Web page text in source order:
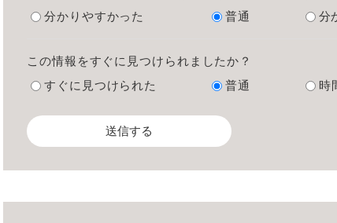
分かりやすかった
普通 分
この情報をすぐに見つけられましたか？
すぐに見つけられた
普通 時